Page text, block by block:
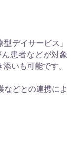
デイサービス」
患者などが対象
いも可能です。
などとの連携によ